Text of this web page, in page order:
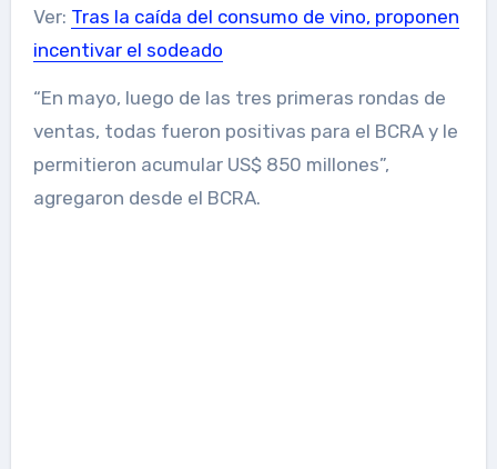
Ver: Tras la caída del consumo de vino, proponen
incentivar el sodeado
“En mayo, luego de las tres primeras rondas de
ventas, todas fueron positivas para el BCRA y le
permitieron acumular US$ 850 millones”,
agregaron desde el BCRA.